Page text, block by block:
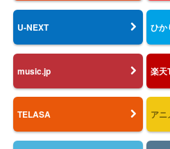
U-NEXT ひか
music.jp 楽天
TELASA アニ